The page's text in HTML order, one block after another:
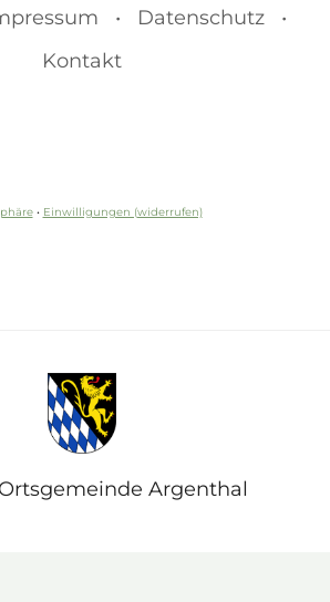
• Datenschutz •
Kontakt
• Einwilligungen (widerrufen)
Argenthal